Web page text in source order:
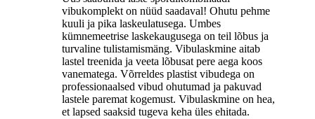
vibukomplekt on nüüd saadaval! Ohutu pehme
kuuli ja pika laskeulatusega. Umbes
kümnemeetrise laskekaugusega on teil lõbus ja
turvaline tulistamismäng. Vibulaskmine aitab
lastel treenida ja veeta lõbusat pere aega koos
vanematega. Võrreldes plastist vibudega on
professionaalsed vibud ohutumad ja pakuvad
lastele paremat kogemust. Vibulaskmine on hea,
et lapsed saaksid tugeva keha üles ehitada.